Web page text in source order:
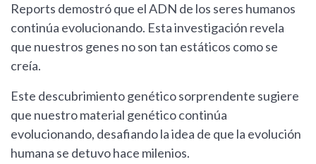
Reports demostró que el ADN de los seres humanos
continúa evolucionando. Esta investigación revela
que nuestros genes no son tan estáticos como se
creía.
Este descubrimiento genético sorprendente sugiere
que nuestro material genético continúa
evolucionando, desafiando la idea de que la evolución
humana se detuvo hace milenios.